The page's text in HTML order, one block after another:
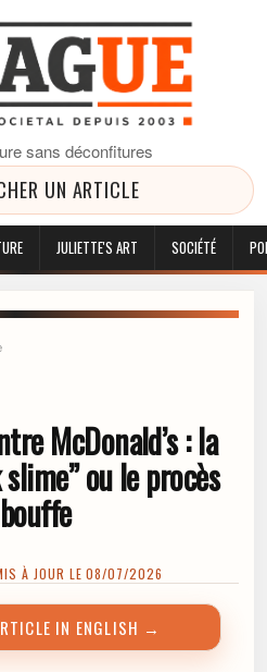
sans déconfitures
UN ARTICLE
JULIETTE'S ART SOCIÉTÉ
McDonald’s : la
ou le procès
À JOUR LE 08/07/2026
IN ENGLISH →